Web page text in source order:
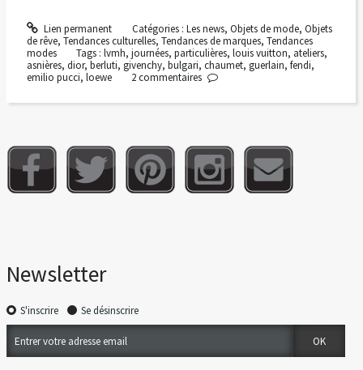
Lien permanent Catégories : Les news, Objets de mode, Objets
de rêve, Tendances culturelles, Tendances de marques, Tendances
modes
Tags :lvmh,journées,particulières,louis vuitton, ateliers,
asnières, dior, berluti, givenchy, bulgari, chaumet, guerlain, fendi,
emilio pucci, loewe 2commentaires
Newsletter
S'inscrire Se désinscrire